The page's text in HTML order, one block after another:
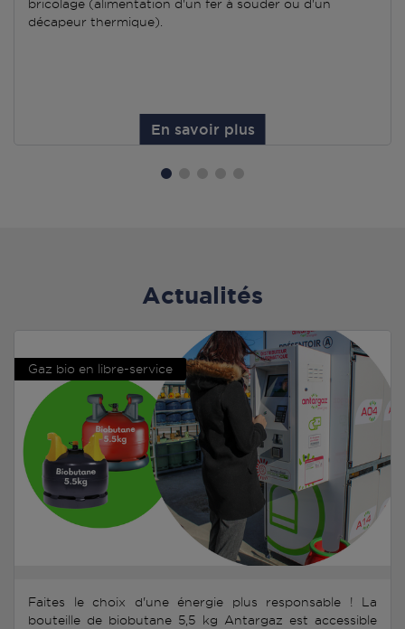
bricolage (alimentation d'un fer à souder ou d'un
décapeur thermique).
En savoir plus
Actualités
Gaz bio en libre-service
Faites le choix d'une énergie plus responsable ! La
bouteille de biobutane 5,5 kg Antargaz est accessible